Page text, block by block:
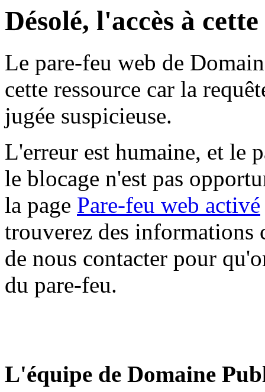
Désolé, l'accès à
Le pare-feu web de
cette ressource car la
jugée suspicieuse.
L'erreur est humaine, et le
le blocage n'est pas
la page Pare-feu web activé
trouverez des informations
de nous contacter pour
du pare-feu.
L'équipe de Domaine